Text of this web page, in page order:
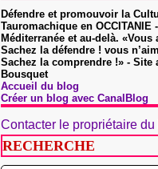
Défendre et promouvoir la
Tauromachique en OCCITANIE
Méditerranée et au-delà.
Sachez la défendre ! vous
Sachez la comprendre !» - Site
Bousquet
Accueil du blog
Créer un blog avec CanalBlog
Contacter le propriétaire du
RECHERCHE